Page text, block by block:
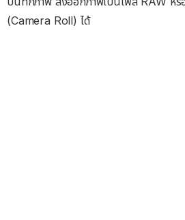
(Camera Roll) ได้